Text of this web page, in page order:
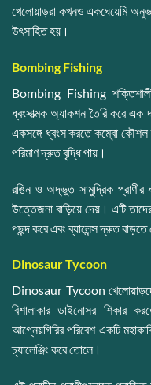
খেলোয়াড়রা কখনও একঘেয়েমি
উৎসাহিত হয়।
Bombing Fishing
Bombing Fishing শক্তিশালী
ধ্বংসাত্মক অ্যাকশন তৈরি করে এক
একসঙ্গে ধ্বংস করতে কম্বো কৌশল
পরিমাণ দ্রুত বৃদ্ধি পায়।
রঙিন ও অদ্ভুত সামুদ্রিক প্রাণীর
উত্তেজনা বাড়িয়ে দেয়। এটি
পছন্দ করে এবং ব্যালেন্স দ্রুত বাড়তে
Dinosaur Tycoon
Dinosaur Tycoon খেলোয়াড়দের
বিশালাকার ডাইনোসর শিকার
আগ্নেয়গিরির পরিবেশ একটি
চ্যালেঞ্জিং করে তোলে।